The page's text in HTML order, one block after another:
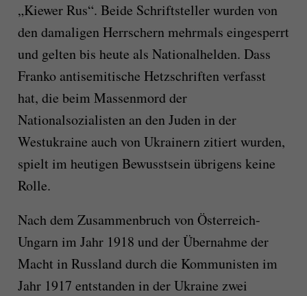
„Kiewer Rus“. Beide Schriftsteller wurden von
den damaligen Herrschern mehrmals eingesperrt
und gelten bis heute als Nationalhelden. Dass
Franko antisemitische Hetzschriften verfasst
hat, die beim Massenmord der
Nationalsozialisten an den Juden in der
Westukraine auch von Ukrainern zitiert wurden,
spielt im heutigen Bewusstsein übrigens keine
Rolle.
Nach dem Zusammenbruch von Österreich-
Ungarn im Jahr 1918 und der Übernahme der
Macht in Russland durch die Kommunisten im
Jahr 1917 entstanden in der Ukraine zwei